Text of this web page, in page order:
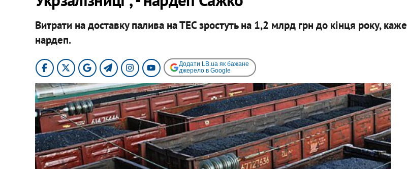
Витрати на доставку палива на ТЕС зростуть на 1,2 млрд грн до кінця року, каже
нардеп.
Додати LB.ua як бажане
джерело в Google